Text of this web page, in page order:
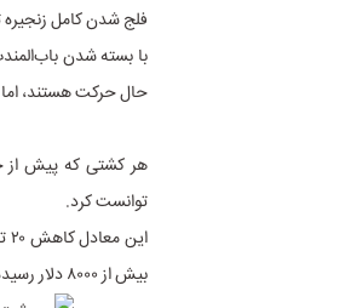
فلج شدن کامل
با بسته شدن
حال حرکت هستند،
توانست کرد.
بیش از ۸۰۰۰ دلار رسیده و در صورت بسته شدن کامل باب‌المندب، می‌تواند تا ۱۵۰۰۰ دلار یا بیشتر افزایش یابد.